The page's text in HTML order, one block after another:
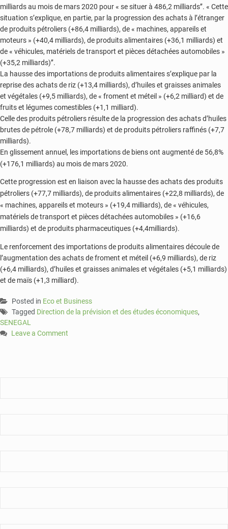
milliards au mois de mars 2020 pour « se situer à 486,2 milliards’’. « Cette
situation s’explique, en partie, par la progression des achats à l’étranger
de produits pétroliers (+86,4 milliards), de « machines, appareils et
moteurs » (+40,4 milliards), de produits alimentaires (+36,1 milliards) et
de « véhicules, matériels de transport et pièces détachées automobiles »
(+35,2 milliards)’’.
La hausse des importations de produits alimentaires s’explique par la
reprise des achats de riz (+13,4 milliards), d’huiles et graisses animales
et végétales (+9,5 milliards), de « froment et méteil » (+6,2 milliard) et de
fruits et légumes comestibles (+1,1 milliard).
Celle des produits pétroliers résulte de la progression des achats d’huiles
brutes de pétrole (+78,7 milliards) et de produits pétroliers raffinés (+7,7
milliards).
En glissement annuel, les importations de biens ont augmenté de 56,8%
(+176,1 milliards) au mois de mars 2020.
Cette progression est en liaison avec la hausse des achats des produits
pétroliers (+77,7 milliards), de produits alimentaires (+22,8 milliards), de
« machines, appareils et moteurs » (+19,4 milliards), de « véhicules,
matériels de transport et pièces détachées automobiles » (+16,6
milliards) et de produits pharmaceutiques (+4,4milliards).
Le renforcement des importations de produits alimentaires découle de
l’augmentation des achats de froment et méteil (+6,9 milliards), de riz
(+6,4 milliards), d’huiles et graisses animales et végétales (+5,1 milliards)
et de maïs (+1,3 milliard).
Posted in Eco et Business
Tagged Direction de la prévision et des études économiques,
SENEGAL
Leave a Comment